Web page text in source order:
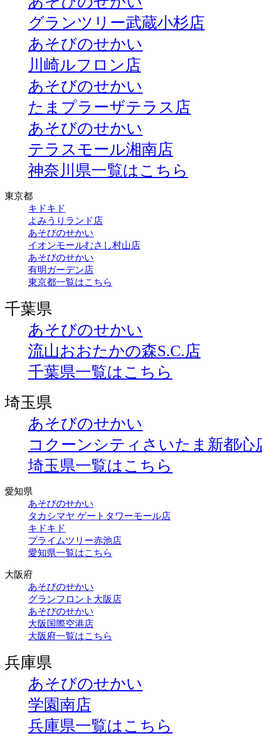
グランツリー武蔵小杉店
あそびのせかい
川崎ルフロン店
あそびのせかい
たまプラーザテラス店
あそびのせかい
テラスモール湘南店
神奈川県一覧はこちら
東京都
キドキド
よみうりランド店
あそびのせかい
イオンモールむさし村山店
あそびのせかい
有明ガーデン店
東京都一覧はこちら
千葉県
あそびのせかい
流山おおたかの森S.C.店
千葉県一覧はこちら
埼玉県
あそびのせかい
コクーンシティさいたま新都心
埼玉県一覧はこちら
愛知県
あそびのせかい
タカシマヤ ゲートタワーモール店
キドキド
プライムツリー赤池店
愛知県一覧はこちら
大阪府
あそびのせかい
グランフロント大阪店
あそびのせかい
大阪国際空港店
大阪府一覧はこちら
兵庫県
あそびのせかい
学園南店
兵庫県一覧はこちら